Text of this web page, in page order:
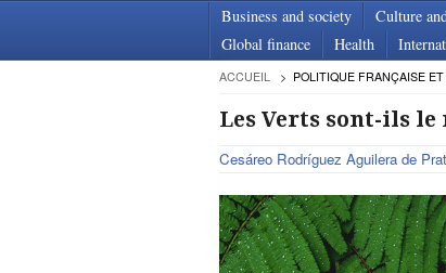
Business and society Culture
Global finance
Health
ACCUEIL POLITIQUE FRANÇAISE
Les Verts sont-ils
Cesáreo Rodríguez Aguilera de Prat